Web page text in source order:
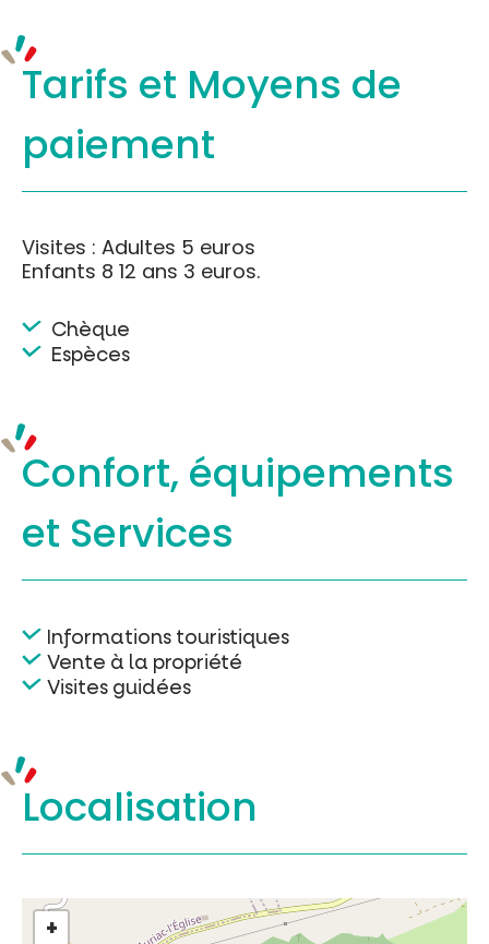
Tarifs et Moyens de
paiement
Visites : Adultes 5 euros
Enfants 8 12 ans 3 euros.
Chèque
Espèces
Confort, équipements
et Services
Informations touristiques
Vente à la propriété
Visites guidées
Localisation
+